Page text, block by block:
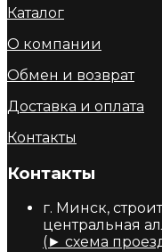
Каталог
О компании
Обмен и возврат
Доставка и оплата
Контакты
Контакты
г. Минск,
центральная
(► схема